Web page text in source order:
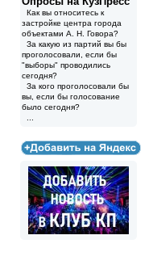
Как вы относитесь к
застройке центра города
объектами А. Н. Говора?
За какую из партий вы бы
проголосовали, если бы
"выборы" проводились
сегодня?
За кого проголосовали бы
вы, если бы голосование
было сегодня?